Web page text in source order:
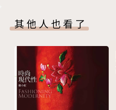
其他人也看了